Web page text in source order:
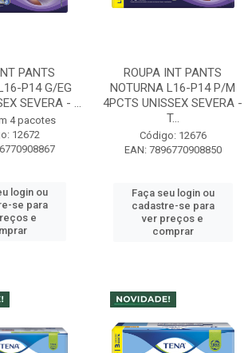
PANTS
P14 G/EG
SEVERA - ...
4 pacotes
12672
login ou
se para
e
ROUPA INT PANTS
NOTURNA L16-P14 P/M
4PCTS UNISSEX SEVERA -
T...
Código: 12676
EAN: 7896770908850
Faça seu login ou
cadastre-se para
ver preços e
comprar